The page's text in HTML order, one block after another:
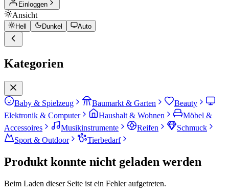
Einloggen
Ansicht
Hell Dunkel Auto
Kategorien
Baby & Spielzeug Baumarkt & Garten
Beauty
Elektronik & Computer
Haushalt & Wohnen
Möbel &
Accessoires
Musikinstrumente Reifen
Schmuck
Sport & Outdoor
Tierbedarf
Produkt konnte nicht geladen werden
Beim Laden dieser Seite ist ein Fehler aufgetreten.